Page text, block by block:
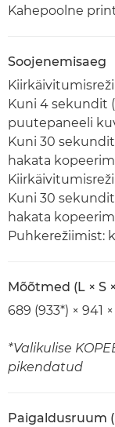
Kahepoolne
Soojenemisaeg
Kuni 4 sekundit
puutepaneeli
Kuni 30
hakata
Kuni 30
hakata
Puhkerežiimist:
Mõõtmed (L × S
689 (933*) × 941
*Valikulise
pikendatud
Paigaldusruum